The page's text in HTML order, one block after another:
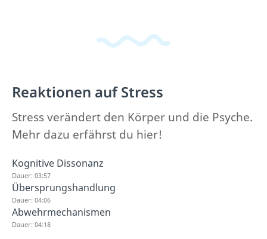
Reaktionen auf Stress
Stress verändert den Körper und die Psyche.
Mehr dazu erfährst du hier!
Kognitive Dissonanz
Dauer: 03:57
Übersprungshandlung
Dauer: 04:06
Abwehrmechanismen
Dauer: 04:18